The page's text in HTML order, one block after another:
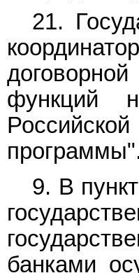
21.
функций
9. В
банками